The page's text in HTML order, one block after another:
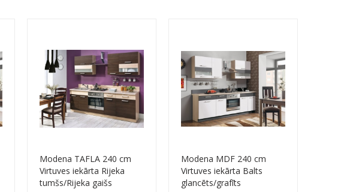
Modena TAFLA 240 cm
Virtuves iekārta Rijeka
tumšs/Rijeka gaišs
Modena MDF 240 cm
Virtuves iekārta Balts
glancēts/grafīts